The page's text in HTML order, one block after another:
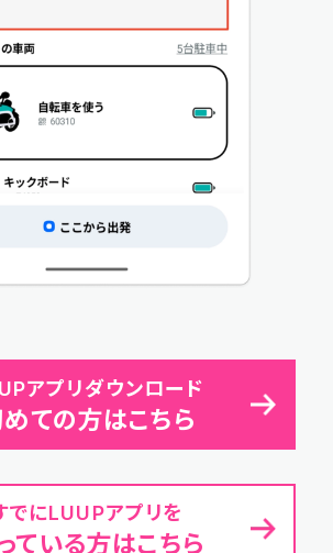
アプリダウンロード
ての方はこちら
でにLUUPアプリを
ている方はこちら